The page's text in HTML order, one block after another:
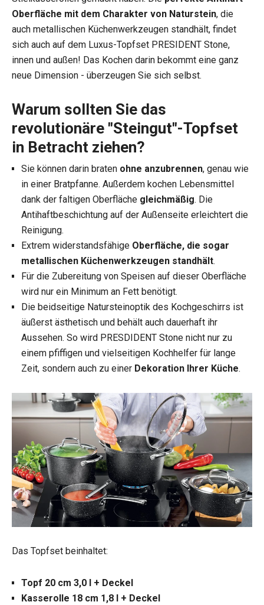
Oberfläche mit dem Charakter von Naturstein, die
auch metallischen Küchenwerkzeugen standhält, findet
sich auch auf dem Luxus-Topfset PRESIDENT Stone,
innen und außen! Das Kochen darin bekommt eine ganz
neue Dimension - überzeugen Sie sich selbst.
Warum sollten Sie das
revolutionäre "Steingut"-Topfset
in Betracht ziehen?
Sie können darin braten ohne anzubrennen, genau wie
in einer Bratpfanne. Außerdem kochen Lebensmittel
dank der faltigen Oberfläche gleichmäßig. Die
Antihaftbeschichtung auf der Außenseite erleichtert die
Reinigung.
Extrem widerstandsfähige Oberfläche, die sogar
metallischen Küchenwerkzeugen standhält.
Für die Zubereitung von Speisen auf dieser Oberfläche
wird nur ein Minimum an Fett benötigt.
Die beidseitige Natursteinoptik des Kochgeschirrs ist
äußerst ästhetisch und behält auch dauerhaft ihr
Aussehen. So wird PRESDIDENT Stone nicht nur zu
einem pfiffigen und vielseitigen Kochhelfer für lange
Zeit, sondern auch zu einer Dekoration Ihrer Küche.
Das Topfset beinhaltet:
Topf 20 cm 3,0 l + Deckel
Kasserolle 18 cm 1,8 l + Deckel